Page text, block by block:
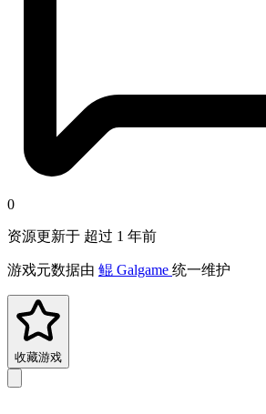
0
资源更新于 超过 1 年前
游戏元数据由 鲲 Galgame 统一维护
收藏游戏